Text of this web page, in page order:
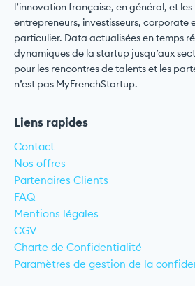
l’innovation française, en général, et
entrepreneurs, investisseurs, corporate
particulier. Data actualisées en temps
dynamiques de la startup jusqu’aux
pour les rencontres de talents et les
n’est pas MyFrenchStartup.
Liens rapides
Contact
Nos offres
Partenaires Clients
FAQ
Mentions légales
CGV
Charte de Confidentialité
Paramètres de gestion de la